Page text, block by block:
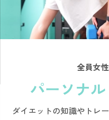
全員女
パーソナ
ダイエットの知識やトレ